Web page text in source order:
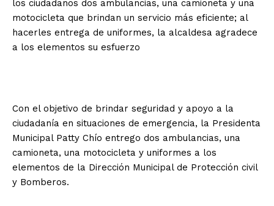
los ciudadanos dos ambulancias, una camioneta y una
motocicleta que brindan un servicio más eficiente; al
hacerles entrega de uniformes, la alcaldesa agradece
a los elementos su esfuerzo
Con el objetivo de brindar seguridad y apoyo a la
ciudadanía en situaciones de emergencia, la Presidenta
Municipal Patty Chío entrego dos ambulancias, una
camioneta, una motocicleta y uniformes a los
elementos de la Dirección Municipal de Protección civil
y Bomberos.